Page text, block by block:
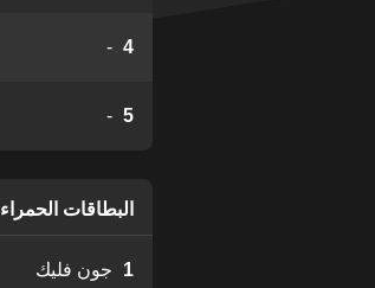
4
-
5
-
البطاقات الحمراء
1 جون فليك